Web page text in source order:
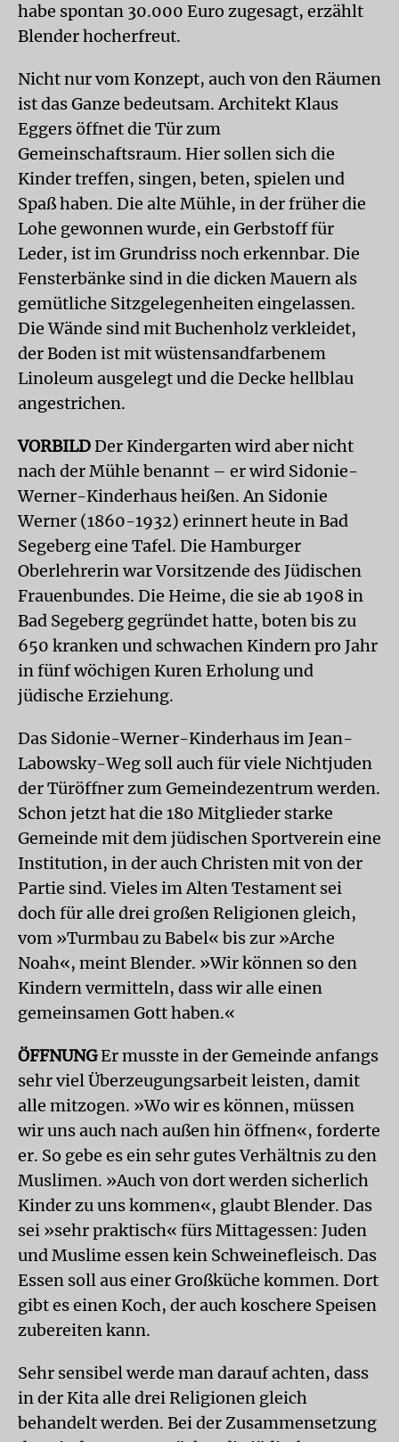
habe spontan 30.000 Euro zugesagt, erzählt
Blender hocherfreut.
Nicht nur vom Konzept, auch von den Räumen
ist das Ganze bedeutsam. Architekt Klaus
Eggers öffnet die Tür zum
Gemeinschaftsraum. Hier sollen sich die
Kinder treffen, singen, beten, spielen und
Spaß haben. Die alte Mühle, in der früher die
Lohe gewonnen wurde, ein Gerbstoff für
Leder, ist im Grundriss noch erkennbar. Die
Fensterbänke sind in die dicken Mauern als
gemütliche Sitzgelegenheiten eingelassen.
Die Wände sind mit Buchenholz verkleidet,
der Boden ist mit wüstensandfarbenem
Linoleum ausgelegt und die Decke hellblau
angestrichen.
VORBILDDer Kindergarten wird aber nicht
nach der Mühle benannt – er wird Sidonie-
Werner-Kinderhaus heißen. An Sidonie
Werner (1860-1932) erinnert heute in Bad
Segeberg eine Tafel. Die Hamburger
Oberlehrerin war Vorsitzende des Jüdischen
Frauenbundes. Die Heime, die sie ab 1908 in
Bad Segeberg gegründet hatte, boten bis zu
650 kranken und schwachen Kindern pro Jahr
in fünf wöchigen Kuren Erholung und
jüdische Erziehung.
Das Sidonie-Werner-Kinderhaus im Jean-
Labowsky-Weg soll auch für viele Nichtjuden
der Türöffner zum Gemeindezentrum werden.
Schon jetzt hat die 180 Mitglieder starke
Gemeinde mit dem jüdischen Sportverein eine
Institution, in der auch Christen mit von der
Partie sind. Vieles im Alten Testament sei
doch für alle drei großen Religionen gleich,
vom »Turmbau zu Babel« bis zur »Arche
Noah«, meint Blender. »Wir können so den
Kindern vermitteln, dass wir alle einen
gemeinsamen Gott haben.«
ÖFFNUNGEr musste in der Gemeinde anfangs
sehr viel Überzeugungsarbeit leisten, damit
alle mitzogen. »Wo wir es können, müssen
wir uns auch nach außen hin öffnen«, forderte
er. So gebe es ein sehr gutes Verhältnis zu den
Muslimen. »Auch von dort werden sicherlich
Kinder zu uns kommen«, glaubt Blender. Das
sei »sehr praktisch« fürs Mittagessen: Juden
und Muslime essen kein Schweinefleisch. Das
Essen soll aus einer Großküche kommen. Dort
gibt es einen Koch, der auch koschere Speisen
zubereiten kann.
Sehr sensibel werde man darauf achten, dass
in der Kita alle drei Religionen gleich
behandelt werden. Bei der Zusammensetzung